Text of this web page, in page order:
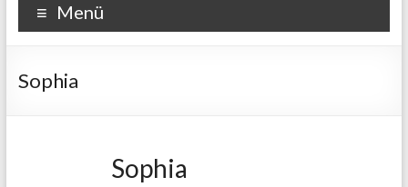
Menü
Sophia
Sophia